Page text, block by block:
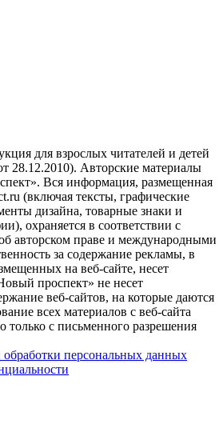
для взрослых читателей и детей
28.12.2010). Авторские материалы
Вся информация, размещенная
(включая тексты, графические
дизайна, товарные знаки и
охраняется в соответствии с
авторском праве и международными
за содержание рекламы, в
на веб-сайте, несет
проспект» не несет
веб-сайтов, на которые даются
всех материалов с веб-сайта
только с письменного разрешения
персональных данных